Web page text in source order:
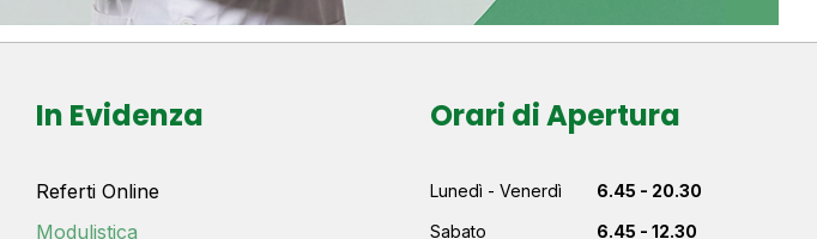
In Evidenza
Referti Online
Modulistica
Orari di Apertura
Lunedì - Venerdì
6.45 - 20.30
Sabato
6.45 - 12.30